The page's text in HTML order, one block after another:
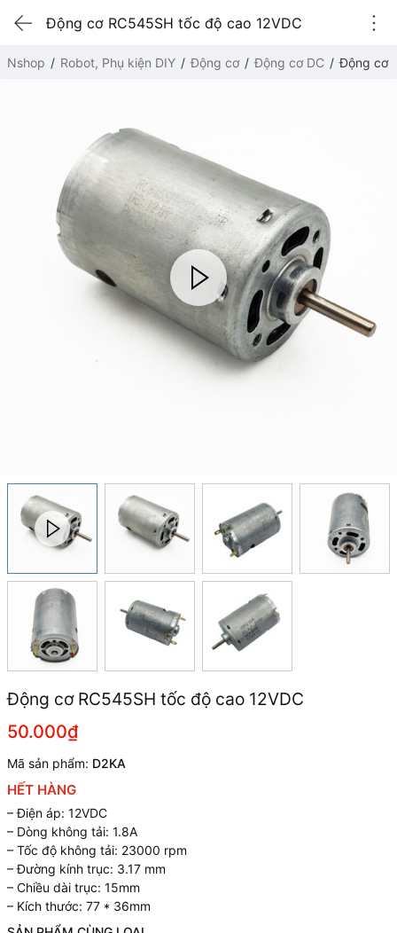
Động cơ RC545SH tốc độ cao 12VDC
Nshop Robot, Phụ kiện DIY Động cơ Động cơ DC Động cơ
Động cơ RC545SH tốc độ cao 12VDC
50.000₫
Mã sản phẩm: D2KA
HẾT HÀNG
– Điện áp: 12VDC
– Dòng không tải: 1.8A
– Tốc độ không tải: 23000 rpm
– Đường kính trục: 3.17 mm
– Chiều dài trục: 15mm
– Kích thước: 77 * 36mm